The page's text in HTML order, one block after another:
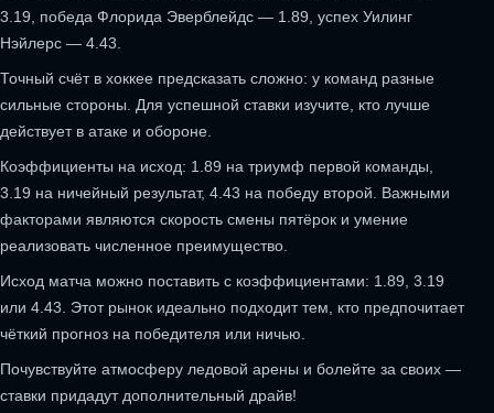
3.19, победа Флорида Эверблейдс — 1.89, успех Уилинг
Нэйлерс — 4.43.
Точный счёт в хоккее предсказать сложно: у команд разные
сильные стороны. Для успешной ставки изучите, кто лучше
действует в атаке и обороне.
Коэффициенты на исход: 1.89 на триумф первой команды,
3.19 на ничейный результат, 4.43 на победу второй. Важными
факторами являются скорость смены пятёрок и умение
реализовать численное преимущество.
Исход матча можно поставить с коэффициентами: 1.89, 3.19
или 4.43. Этот рынок идеально подходит тем, кто предпочитает
чёткий прогноз на победителя или ничью.
Почувствуйте атмосферу ледовой арены и болейте за своих —
ставки придадут дополнительный драйв!